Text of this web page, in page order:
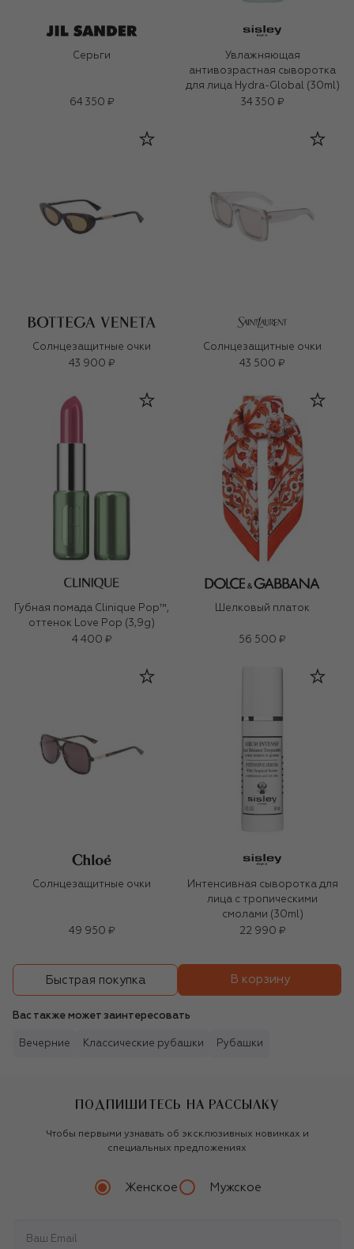
Серьги
64 350 ₽
Увлажняющая
антивозрастная сыворотка
для лица Hydra-Global (30ml)
34 350 ₽
Солнцезащитные очки
43 900 ₽
Солнцезащитные очки
43 500 ₽
Губная помада Clinique Pop™,
оттенок Love Pop (3,9g)
4 400 ₽
Шелковый платок
56 500 ₽
Солнцезащитные очки
49 950 ₽
Интенсивная сыворотка для
лица с тропическими
смолами (30ml)
22 990 ₽
Быстрая покупка В корзину
Вас также может заинтересовать
Вечерние Классические рубашки Рубашки
ПОДПИШИТЕСЬ НА РАССЫЛКУ
Чтобы первыми узнавать об эксклюзивных новинках и
специальных предложениях
Женское Мужское